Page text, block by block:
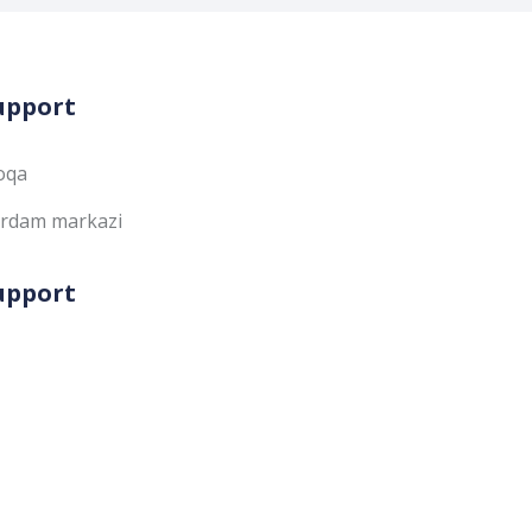
markazi